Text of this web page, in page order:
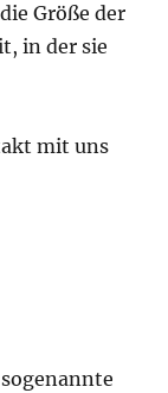
Größe der
in der sie
mit uns